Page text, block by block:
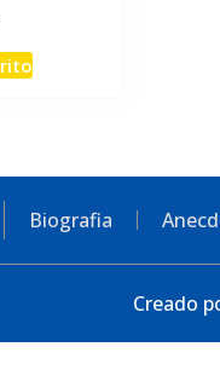
Biografia
Creado